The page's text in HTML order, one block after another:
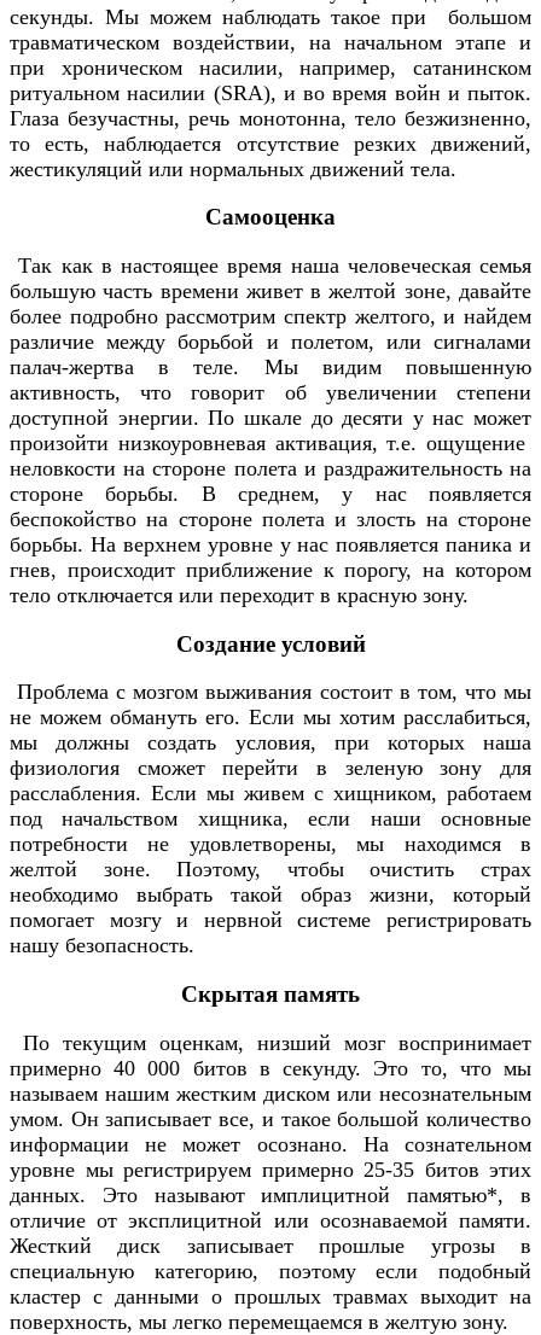
секунды. Мы можем наблюдать такое при большом
травматическом воздействии, на начальном этапе и
при хроническом насилии, например, сатанинском
ритуальном насилии (SRA), и во время войн и пыток.
Глаза безучастны, речь монотонна, тело безжизненно,
то есть, наблюдается отсутствие резких движений,
жестикуляций или нормальных движений тела.
Самооценка
Так как в настоящее время наша человеческая семья
большую часть времени живет в желтой зоне, давайте
более подробно рассмотрим спектр желтого, и найдем
различие между борьбой и полетом, или сигналами
палач-жертва в теле. Мы видим повышенную
активность, что говорит об увеличении степени
доступной энергии. По шкале до десяти у нас может
произойти низкоуровневая активация, т.е. ощущение
неловкости на стороне полета и раздражительность на
стороне борьбы. В среднем, у нас появляется
беспокойство на стороне полета и злость на стороне
борьбы. На верхнем уровне у нас появляется паника и
гнев, происходит приближение к порогу, на котором
тело отключается или переходит в красную зону.
Создание условий
Проблема с мозгом выживания состоит в том, что мы
не можем обмануть его. Если мы хотим расслабиться,
мы должны создать условия, при которых наша
физиология сможет перейти в зеленую зону для
расслабления. Если мы живем с хищником, работаем
под начальством хищника, если наши основные
потребности не удовлетворены, мы находимся в
желтой зоне. Поэтому, чтобы очистить страх
необходимо выбрать такой образ жизни, который
помогает мозгу и нервной системе регистрировать
нашу безопасность.
Скрытая память
По текущим оценкам, низший мозг воспринимает
примерно 40 000 битов в секунду. Это то, что мы
называем нашим жестким диском или несознательным
умом. Он записывает все, и такое большой количество
информации не может осознано. На сознательном
уровне мы регистрируем примерно 25-35 битов этих
данных. Это называют имплицитной памятью*, в
отличие от эксплицитной или осознаваемой памяти.
Жесткий диск записывает прошлые угрозы в
специальную категорию, поэтому если подобный
кластер с данными о прошлых травмах выходит на
поверхность, мы легко перемещаемся в желтую зону.